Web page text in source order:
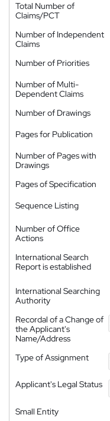
Total Number of
Claims/PCT
Number of Independent
Claims
Number of Priorities
Number of Multi-
Dependent Claims
Number of Drawings
Pages for Publication
Number of Pages with
Drawings
Pages of Specification
Sequence Listing
Number of Office
Actions
International Search
Report is established
International Searching
Authority
Recordal of a Change of
the Applicant's
Name/Address
Type of Assignment
Applicant's Legal Status
Small Entity